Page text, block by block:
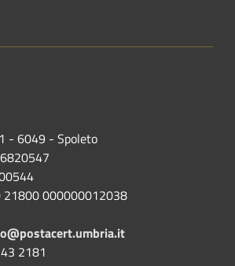
- 6049 - Spoleto
21800 000000012038
2181